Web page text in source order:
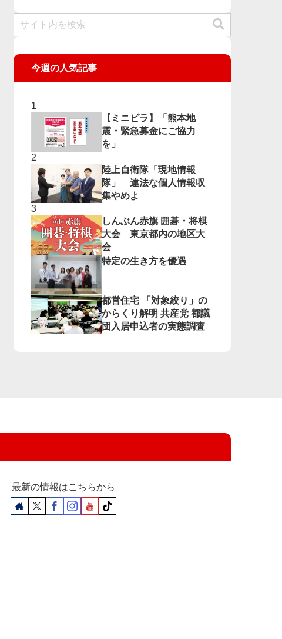
今週の人気記事
【ミニビラ】「熊本地
震・緊急募金にご協力
を」
陸上自衛隊「現地情報
隊」 違法な個人情報収
集やめよ
しんぶん赤旗 囲碁・将棋
大会 東京都内の地区大
会
特定の生き方を優遇
都営住宅 「対象絞り」の
からくり解明 共産党 都議
団入居申込者の実態調査
最新の情報はこちらから